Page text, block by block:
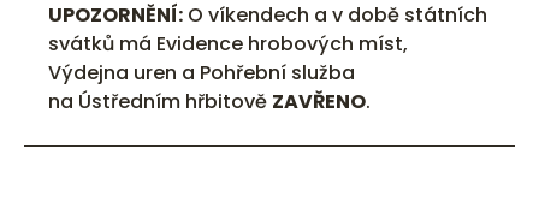
UPOZORNĚNÍ: O víkendech a v době státních
svátků má Evidence hrobových míst,
Výdejna uren a Pohřební služba
na Ústředním hřbitově ZAVŘENO.